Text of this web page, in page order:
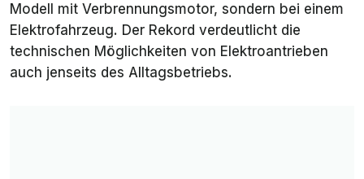
Modell mit Verbrennungsmotor, sondern bei einem
Elektrofahrzeug. Der Rekord verdeutlicht die
technischen Möglichkeiten von Elektroantrieben
auch jenseits des Alltagsbetriebs.